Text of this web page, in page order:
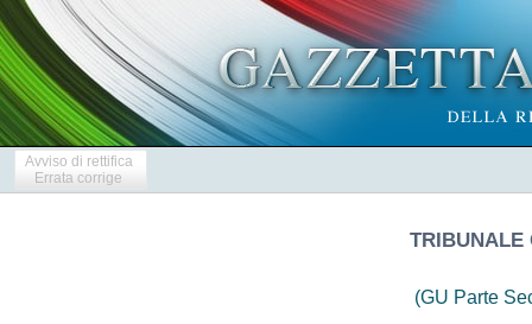
Avviso di rettifica
Errata corrige
TRIBUNALE
(GU Parte